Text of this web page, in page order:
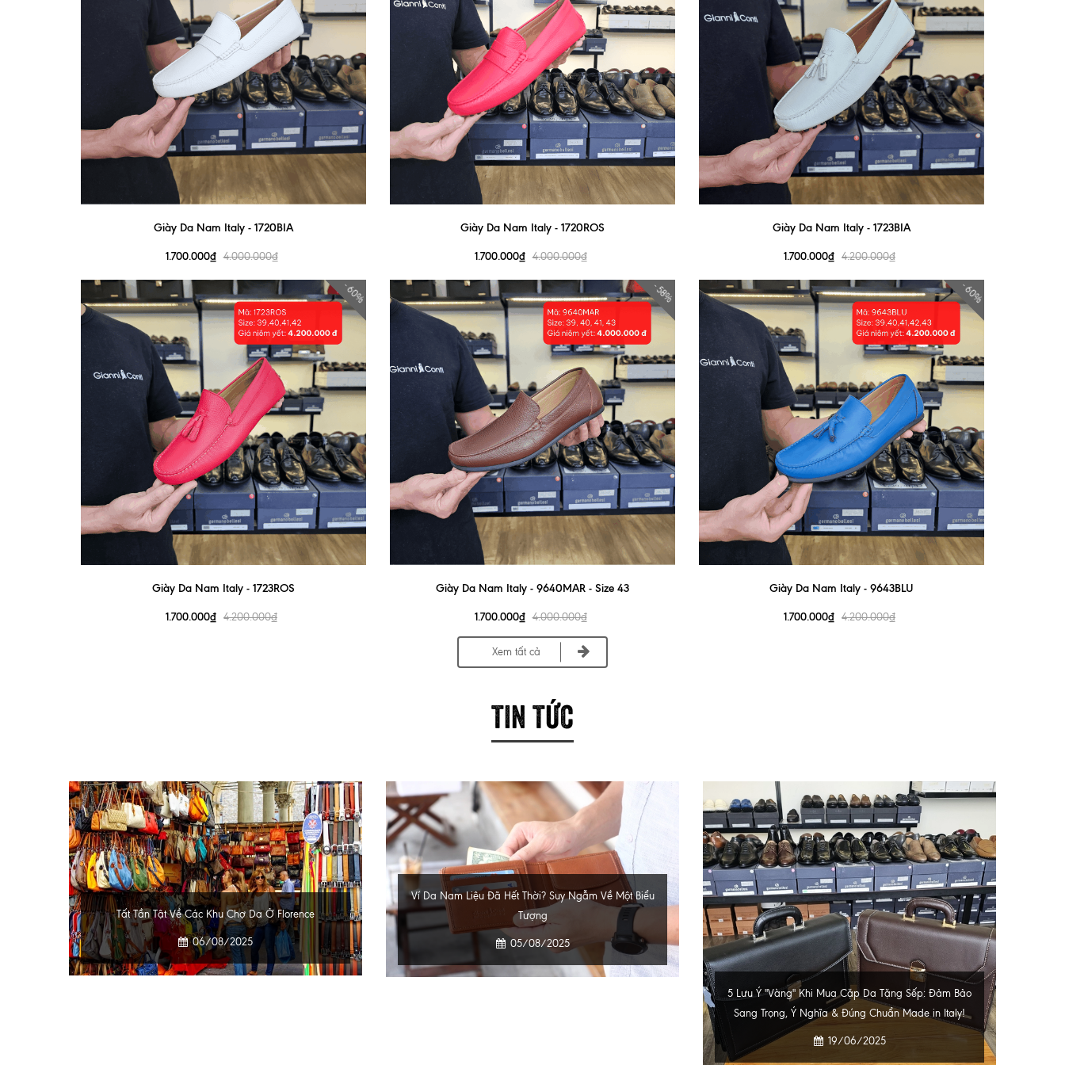
Giày Da Nam Italy - 1720BIA
1.700.000₫ 4.000.000₫
Giày Da Nam Italy - 1720ROS
1.700.000₫ 4.000.000₫
Giày Da Nam Italy - 1723BIA
1.700.000₫ 4.200.000₫
- 60%
Giày Da Nam Italy - 1723ROS
1.700.000₫ 4.200.000₫
- 58%
Giày Da Nam Italy - 9640MAR - Size 43
1.700.000₫ 4.000.000₫
- 60%
Giày Da Nam Italy - 9643BLU
1.700.000₫ 4.200.000₫
Xem tất cả
TIN TỨC
Tất Tần Tật Về Các Khu Chợ Da Ở Florence
06/08/2025
Ví Da Nam Liệu Đã Hết Thời? Suy Ngẫm Về Một Biểu
Tượng
05/08/2025
5 Lưu Ý "Vàng" Khi Mua Cặp Da Tặng Sếp: Đảm Bảo
Sang Trọng, Ý Nghĩa & Đúng Chuẩn Made in Italy!
19/06/2025